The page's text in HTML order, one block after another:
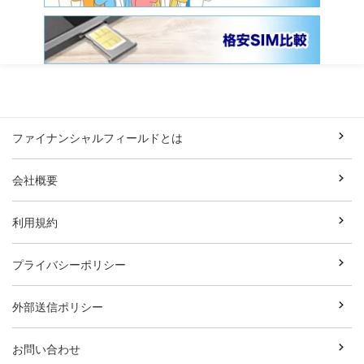
ファイナンシャルフィールドとは
会社概要
利用規約
プライバシーポリシー
外部送信ポリシー
お問い合わせ